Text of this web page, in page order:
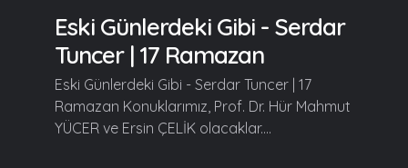
Eski Günlerdeki Gibi - Serdar
Tuncer | 17 Ramazan
Eski Günlerdeki Gibi - Serdar Tuncer | 17
Ramazan Konuklarımız, Prof. Dr. Hür Mahmut
YÜCER ve Ersin ÇELİK olacaklar....